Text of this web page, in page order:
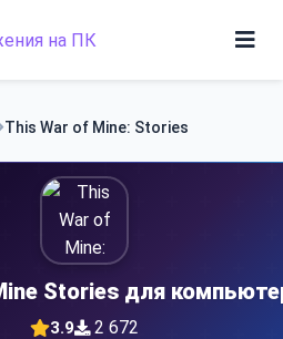
This War of Mine: Stories
Stories для
3.9 2 672